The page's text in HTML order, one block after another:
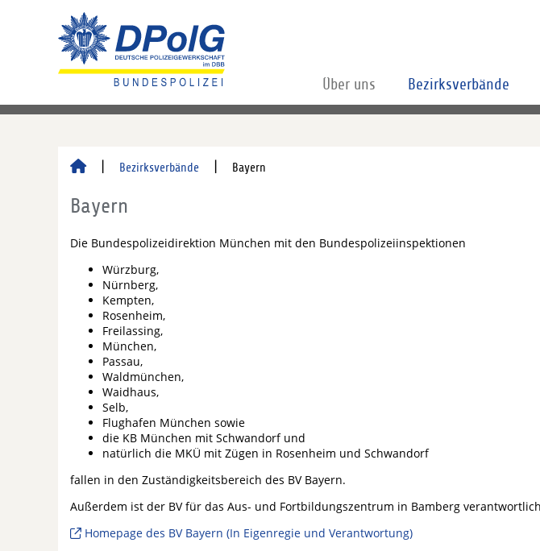
Über uns Bezirksverbände
Bezirksverbände Bayern
Bayern
Die Bundespolizeidirektion München mit den Bundespolizeiinspektionen
Würzburg,
Nürnberg,
Kempten,
Rosenheim,
Freilassing,
München,
Passau,
Waldmünchen,
Waidhaus,
Selb,
Flughafen München sowie
die KB München mit Schwandorf und
natürlich die MKÜ mit Zügen in Rosenheim und Schwandorf
fallen in den Zuständigkeitsbereich des BV Bayern.
Außerdem ist der BV für das Aus- und Fortbildungszentrum in Bamberg
Homepage des BV Bayern (In Eigenregie und Verantwortung)